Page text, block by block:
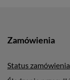
Zamówienia
Status zamówienia